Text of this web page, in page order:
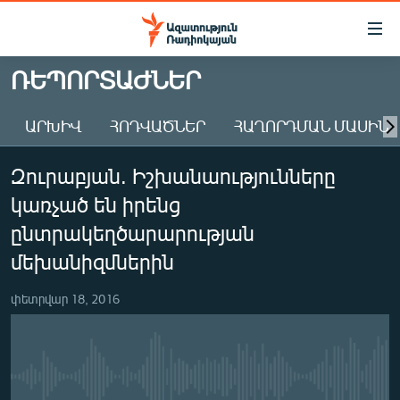
Մատչելիության
Անցնել
հիմնական
Անցնել
հիմնական
մենյուին
Որոնում
ԱԶԱՏՈՒԹՅՈՒՆ TV
ՀԱՅԱՍՏԱՆ
ԸՆՏՐՈՒԹՅՈՒՆՆԵՐ 2026
ԻՐԱՎՈՒՆՔ
ՀԱՍԱՐԱԿՈՒԹՅՈՒՆ
ՂԱՐԱԲԱՂ
ՌԵՊՈՐՏԱԺՆԵՐ
ԱՐԽԻՎ ՀՈԴՎԱԾՆԵՐ ՀԱՂՈՐԴՄԱՆ ՄԱՍԻՆ
Զուրաբյան. Իշխանաությունները
կառչած են իրենց
ընտրակեղծարարության
մեխանիզմներին
փետրվար 18, 2016